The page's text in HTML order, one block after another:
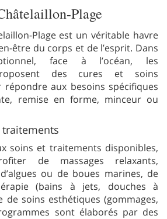
Plage
Plage est un véritable havre
être du corps et de l’esprit. Dans
face à l’océan, les
des cures et soins
répondre aux besoins spécifiques
remise en forme, minceur ou
traitements
soins et traitements disponibles,
de massages relaxants,
ou de boues marines, de
(bains à jets, douches à
de soins esthétiques (gommages,
sont élaborés par des